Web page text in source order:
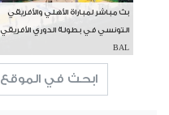
بث مباشر لمباراة الأهلي والأفريقي
التونسي في بطولة الدوري الأفريقي
BAL